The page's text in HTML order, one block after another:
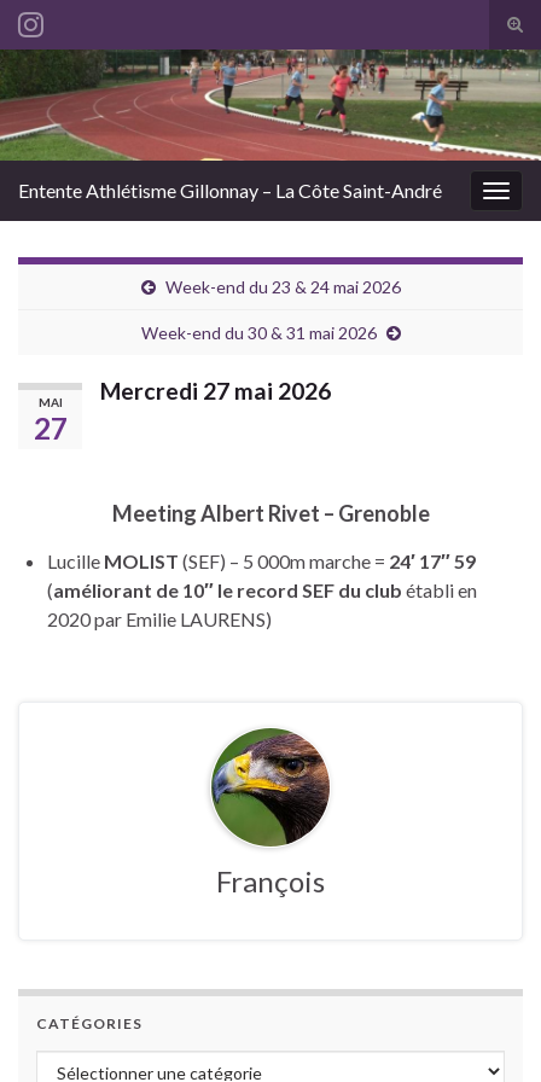
Search for:
Entente Athlétisme Gillonnay – La Côte Saint-André
Week-end du 23 & 24 mai 2026
Week-end du 30 & 31 mai 2026
MAI
27
Mercredi 27 mai 2026
Meeting Albert Rivet – Grenoble
Lucille MOLIST (SEF) – 5 000m marche = 24′ 17″ 59
(améliorant de 10″ le record SEF du club établi en
2020 par Emilie LAURENS)
François
CATÉGORIES
Catégories